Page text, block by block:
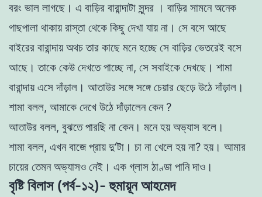
বরং ভাল লাগছে । এ বাড়ির বারান্দাটা সুন্দর । বাড়ির সামনে অনেক
গাছপালা থাকায়রাস্তা থেকে কিছু দেখা যায়না । সে বসে আছে
বাইরের বারান্দায়অথচতার কাছে মনেহচ্ছেসে বাড়ির ভেতরেই বসে
আছে ।তাকে কেউদেখতেপাচ্ছেনা, সে সবাইকে দেখছে । শামা
বারান্দায়এসেদাঁড়াল । আতাউর সঙ্গেসঙ্গেচেয়ার ছেড়েউঠেদাঁড়াল ।
শামা বলল, আমাকে দেখে উঠেদাঁড়ালেনকেন?
আতাউর বলল, বুঝতেপারছি না কেন। মনেহয়অভ্যাস বলে ।
শামা বলল, এখনবাজেপ্রায়দু‘টা । চা না খেলে হয়না? হয়। আমার
চায়ের তেমনঅভ্যাসও নেই । এক গ্লাস ঠাণ্ডা পানিদাও ।
বৃষ্টি বিলাস (পর্ব-১২)- হুমায়ূন আহমেদ